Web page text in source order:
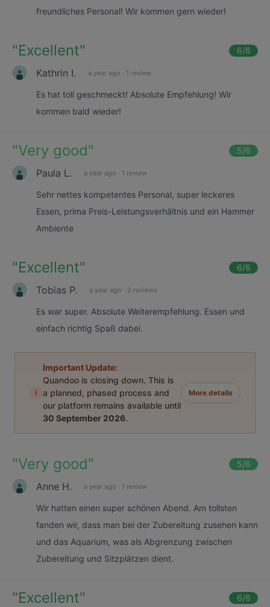
freundliches Personal! Wir kommen gern wieder!
"Excellent" 6/6
Kathrin I. a year ago · 1 review
Es hat toll geschmeckt! Absolute Empfehlung! Wir
kommen bald wieder!
"Very good" 5/6
Paula L. a year ago · 1 review
Sehr nettes kompetentes Personal, super leckeres
Essen, prima Preis-Leistungsverhältnis und ein Hammer
Ambiente
"Excellent" 6/6
Tobias P. a year ago · 2 reviews
Es war super. Absolute Weiterempfehlung. Essen und
einfach richtig Spaß dabei.
i
Important Update:
Quandoo is closing down. This is
a planned, phased process and
our platform remains available until
30 September 2026.
More details
"Very good" 5/6
Anne H. a year ago · 1 review
Wir hatten einen super schönen Abend. Am tollsten
fanden wir, dass man bei der Zubereitung zusehen kann
und das Aquarium, was als Abgrenzung zwischen
Zubereitung und Sitzplätzen dient.
"Excellent" 6/6